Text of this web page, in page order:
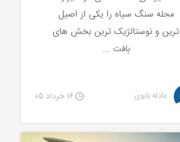
محله سنگ سیاه را یکی از اصیل
ترین و نوستالژیک ترین بخش های
بافت ...
عادله بانوی ۱۶ خرداد ۰۵